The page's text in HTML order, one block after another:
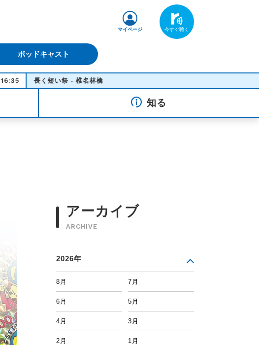
ポッドキャスト
マイページ
16:35
長く短い祭 - 椎名林檎
知る
アーカイブ
ARCHIVE
2026年
8月 7月
6月 5月
4月 3月
2月 1月